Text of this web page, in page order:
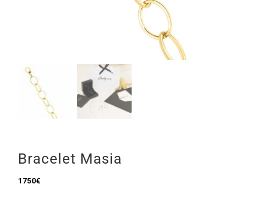
Bracelet Masia
1750€